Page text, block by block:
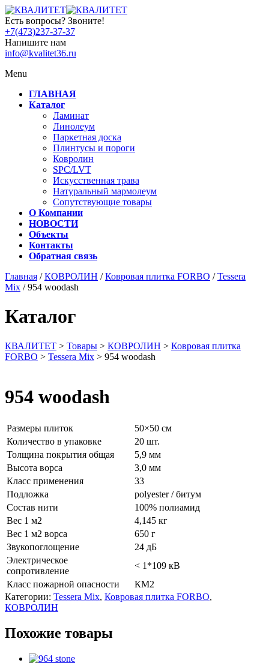
Есть вопросы? Звоните!
+7(473)237-37-37
Напишите нам
info@kvalitet36.ru
Menu
ГЛАВНАЯ
Каталог
Ламинат
Линолеум
Паркетная доска
Плинтусы и пороги
Ковролин
SPC/LVT
Искусственная трава
Натуральный мармолеум
Сопутствующие товары
О Компании
НОВОСТИ
Объекты
Контакты
Обратная связь
Главная /КОВРОЛИН /Ковровая плитка FORBO /Tessera
Mix / 954 woodash
Каталог
КВАЛИТЕТ > Товары > КОВРОЛИН > Ковровая плитка
FORBO > Tessera Mix > 954 woodash
954 woodash
Размеры плиток
50×50 см
Количество в упаковке
20 шт.
Толщина покрытия общая
5,9 мм
Высота ворса
3,0 мм
Класс применения
33
Подложка
polyester / битум
Состав нити
100% полиамид
Вес 1 м2
4,145 кг
Вес 1 м2 ворса
650 г
Звукопоглощение
24 дБ
Электрическое
сопротивление
< 1*109 кВ
Класс пожарной опасности
КМ2
Категории: Tessera Mix, Ковровая плитка FORBO,
КОВРОЛИН
Похожие товары